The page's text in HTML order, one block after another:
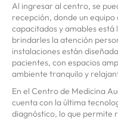
Al ingresar al centro, se
recepción, donde un
capacitados y amables
brindarles la atención
instalaciones están
pacientes, con espacios
ambiente tranquilo y
En el Centro de Medicina
cuenta con la última
diagnóstico, lo que permite